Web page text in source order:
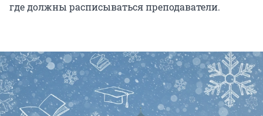
где должны расписываться преподаватели.